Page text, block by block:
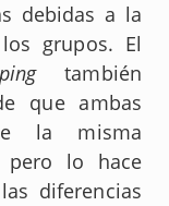
debidas a la
grupos. El
también
que ambas
la misma
pero lo hace
diferencias